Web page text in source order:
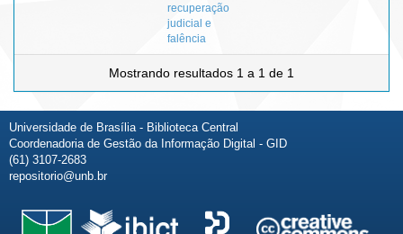
recuperação
judicial e
falência
Mostrando resultados 1 a 1 de 1
Universidade de Brasília - Biblioteca Central
Coordenadoria de Gestão da Informação Digital - GID
(61) 3107-2683
repositorio@unb.br